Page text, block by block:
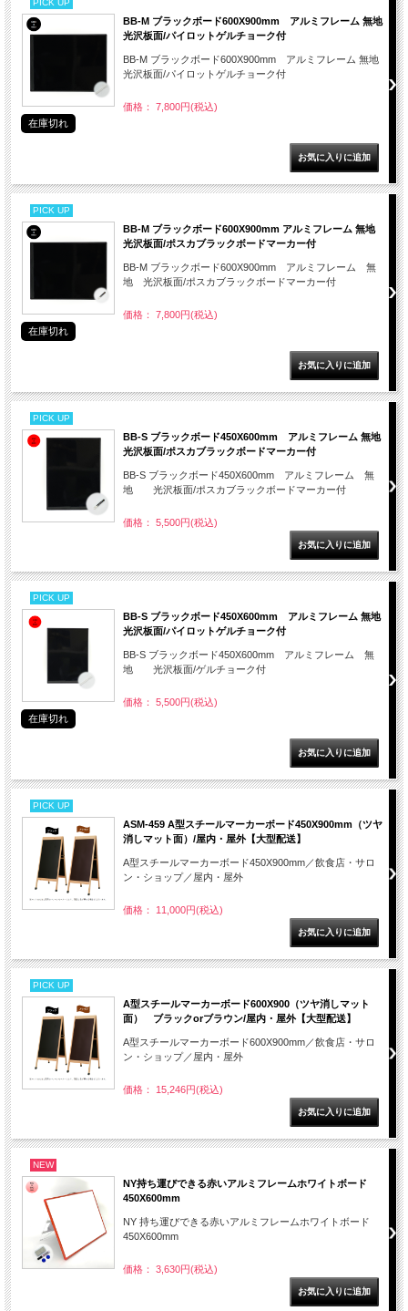
PICK UP
BB-M ブラックボード600X900mm アルミフレーム 無地
光沢板面/パイロットゲルチョーク付
BB-M ブラックボード600X900mm アルミフレーム 無地
光沢板面/パイロットゲルチョーク付
価格： 7,800円(税込)
在庫切れ
PICK UP
BB-M ブラックボード600X900mm アルミフレーム 無地
光沢板面/ポスカブラックボードマーカー付
BB-M ブラックボード600X900mm アルミフレーム 無
地 光沢板面/ポスカブラックボードマーカー付
価格： 7,800円(税込)
在庫切れ
PICK UP
BB-S ブラックボード450X600mm アルミフレーム 無地
光沢板面/ポスカブラックボードマーカー付
BB-S ブラックボード450X600mm アルミフレーム 無
地 光沢板面/ポスカブラックボードマーカー付
価格： 5,500円(税込)
PICK UP
BB-S ブラックボード450X600mm アルミフレーム 無地
光沢板面/パイロットゲルチョーク付
BB-S ブラックボード450X600mm アルミフレーム 無
地 光沢板面/ゲルチョーク付
価格： 5,500円(税込)
在庫切れ
PICK UP
ASM-459 A型スチールマーカーボード450X900mm（ツヤ
消しマット面）/屋内・屋外【大型配送】
A型スチールマーカーボード450X900mm／飲食店・サロ
ン・ショップ／屋内・屋外
価格： 11,000円(税込)
PICK UP
A型スチールマーカーボード600X900（ツヤ消しマット
面） ブラックorブラウン/屋内・屋外【大型配送】
A型スチールマーカーボード600X900mm／飲食店・サロ
ン・ショップ／屋内・屋外
価格： 15,246円(税込)
NEW
NY持ち運びできる赤いアルミフレームホワイトボード
450X600mm
NY 持ち運びできる赤いアルミフレームホワイトボード
450X600mm
価格： 3,630円(税込)